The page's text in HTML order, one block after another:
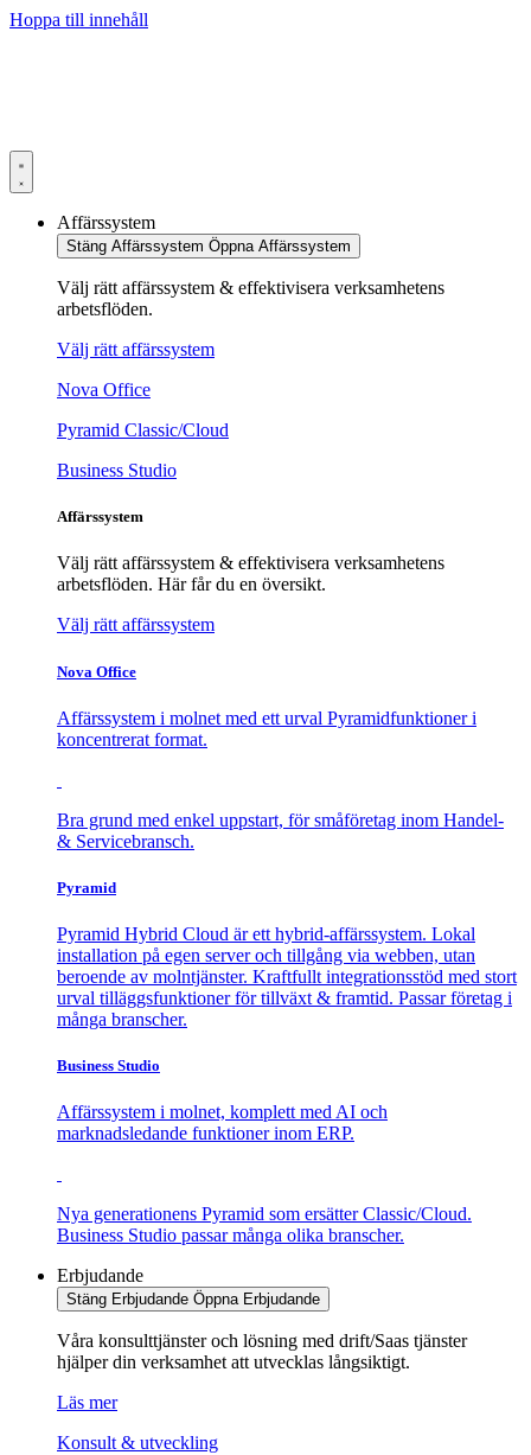
Hoppa till innehåll
Affärssystem
Stäng Affärssystem Öppna Affärssystem
Välj rätt affärssystem & effektivisera verksamhetens
arbetsflöden.
Välj rätt affärssystem
Nova Office
Pyramid Classic/Cloud
Business Studio
Affärssystem
Välj rätt affärssystem & effektivisera verksamhetens
arbetsflöden. Här får du en översikt.
Välj rätt affärssystem
Nova Office
Affärssystem i molnet med ett urval Pyramidfunktioner i
koncentrerat format.
Bra grund med enkel uppstart, för småföretag inom Handel-
& Servicebransch.
Pyramid
Pyramid Hybrid Cloud är ett hybrid-affärssystem. Lokal
installation på egen server och tillgång via webben, utan
beroende av molntjänster. Kraftfullt integrationsstöd med stort
urval tilläggsfunktioner för tillväxt & framtid. Passar företag i
många branscher.
Business Studio
Affärssystem i molnet, komplett med AI och
marknadsledande funktioner inom ERP.
Nya generationens Pyramid som ersätter Classic/Cloud.
Business Studio passar många olika branscher.
Erbjudande
Stäng Erbjudande Öppna Erbjudande
Våra konsulttjänster och lösning med drift/Saas tjänster
hjälper din verksamhet att utvecklas långsiktigt.
Läs mer
Konsult & utveckling